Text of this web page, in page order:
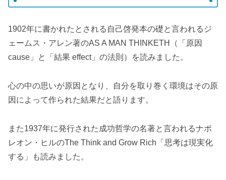
1902年に書かれたとされる自己啓発本の礎と言われるジ
ェームス・アレン著のAS A MAN THINKETH（「原因
cause」と「結果 effect」の法則）を読みました。
心の中の思いが原因となり、自分を取り巻く環境はその原
因によって作られた結果だと語ります。
また1937年に発行された成功哲学の名著と言われるナポ
レオン・ヒルのThe Think and Grow Rich「思考は現実化
する」も読みました。